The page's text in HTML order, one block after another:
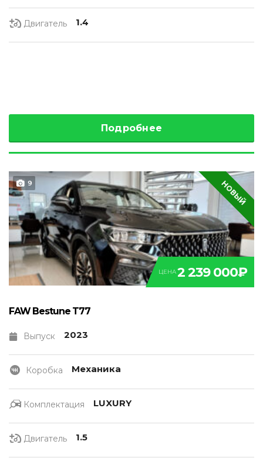
Двигатель 1.4
Подробнее
9 НОВЫЙ
ЦЕНА2 239 000₽
FAW Bestune T77
Выпуск 2023
Коробка Механика
Комплектация LUXURY
Двигатель 1.5